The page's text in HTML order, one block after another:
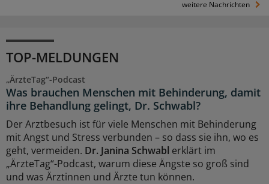
weitere Nachrichten
TOP-MELDUNGEN
„ÄrzteTag“-Podcast
Was brauchen Menschen mit Behinderung, damit
ihre Behandlung gelingt, Dr. Schwabl?
Der Arztbesuch ist für viele Menschen mit Behinderung
mit Angst und Stress verbunden – so dass sie ihn, wo es
geht, vermeiden. Dr. Janina Schwabl erklärt im
„ÄrzteTag“-Podcast, warum diese Ängste so groß sind
und was Ärztinnen und Ärzte tun können.